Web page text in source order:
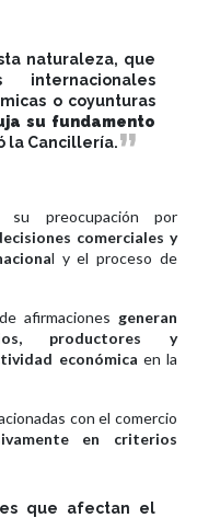
naturaleza, que
internacionales
o coyunturas
su fundamento
la Cancillería.
su preocupación por
comerciales y
l y el proceso de
afirmaciones generan
productores y
económica en la
con el comercio
en criterios
que afectan el